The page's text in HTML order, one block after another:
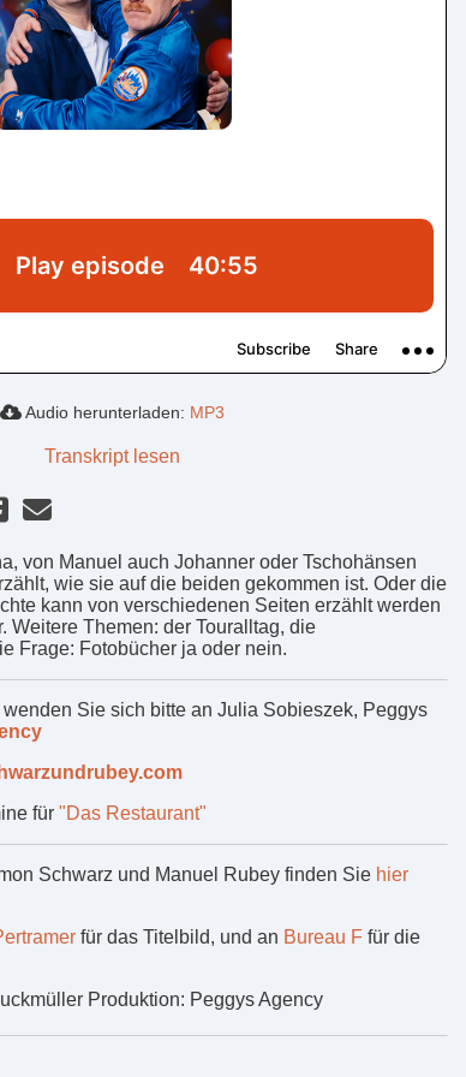
Audio herunterladen: MP3
Transkript lesen
von Manuel auch Johanner oder Tschohänsen
wie sie auf die beiden gekommen ist. Oder die
kann von verschiedenen Seiten erzählt werden
Weitere Themen: der Touralltag, die
Frage: Fotobücher ja oder nein.
Sie sich bitte an Julia Sobieszek, Peggys
für "Das Restaurant"
Schwarz und Manuel Rubey finden Sie hier
für das Titelbild, und an Bureau F für die
Produktion: Peggys Agency